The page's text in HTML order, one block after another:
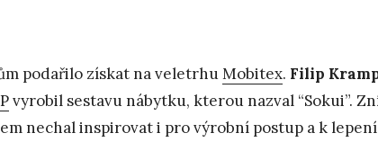
podařilo získat na veletrhuMobitex. Filip
vyrobil sestavu nábytku, kterou nazval “Sokui”.
nechal inspirovat i pro výrobní postup a k